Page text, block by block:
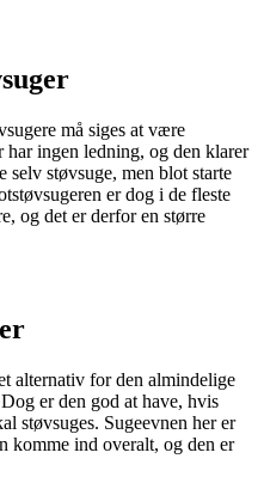
må siges at være
har ingen ledning, og den klarer
selv støvsuge, men blot starte
er dog i de fleste
og det er derfor en større
alternativ for den almindelige
er den god at have, hvis
støvsuges. Sugeevnen her er
komme ind overalt, og den er